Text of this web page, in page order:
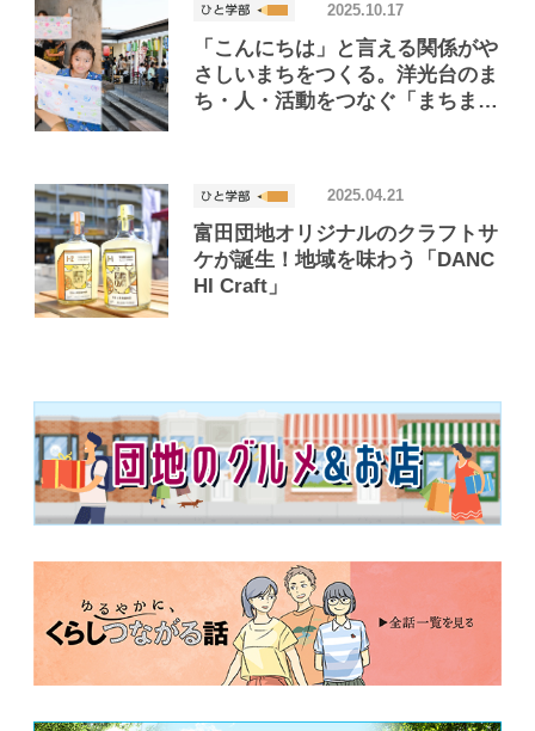
「こんにちは」と言える関係がや
さしいまちをつくる。洋光台のま
ち・人・活動をつなぐ「まちま
2025.10.17
富田団地オリジナルのクラフトサ
ケが誕生！地域を味わう「DANC
HI Craft」
2025.04.21